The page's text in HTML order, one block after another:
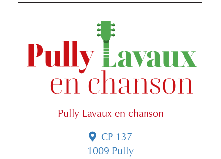
Pully Lavaux en chanson
CP 137
1009 Pully